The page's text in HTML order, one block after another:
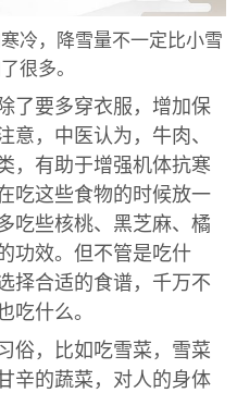
冷，降雪量不一定比小雪
很多。
了要多穿衣服，增加保
意，中医认为，牛肉、
，有助于增强机体抗寒
吃这些食物的时候放一
吃些核桃、黑芝麻、橘
功效。但不管是吃什
择合适的食谱，千万不
吃什么。
俗，比如吃雪菜，雪菜
辛的蔬菜，对人的身体